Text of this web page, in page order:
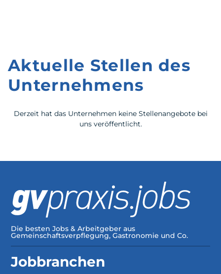
Aktuelle Stellen des
Unternehmens
Derzeit hat das Unternehmen keine Stellenangebote bei
uns veröffentlicht.
Die besten Jobs & Arbeitgeber aus
Gemeinschaftsverpflegung, Gastronomie und Co.
Jobbranchen